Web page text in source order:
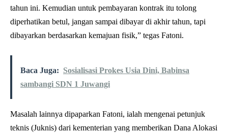
tahun ini. Kemudian untuk pembayaran kontrak itu tolong
diperhatikan betul, jangan sampai dibayar di akhir tahun, tapi
dibayarkan berdasarkan kemajuan fisik,” tegas Fatoni.
Baca Juga: Sosialisasi Prokes Usia Dini, Babinsa
sambangi SDN 1 Juwangi
Masalah lainnya dipaparkan Fatoni, ialah mengenai petunjuk
teknis (Juknis) dari kementerian yang memberikan Dana Alokasi